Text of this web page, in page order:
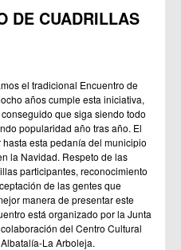
DE CUADRILLAS
el tradicional Encuentro de
años cumple esta iniciativa,
que siga siendo todo
popularidad año tras año. El
esta pedanía del municipio
la Navidad. Respeto de las
participantes, reconocimiento
de las gentes que
manera de presentar este
está organizado por la Junta
del Centro Cultural
La Arboleja.